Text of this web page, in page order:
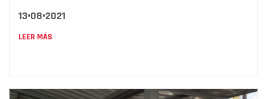
13•08•2021
LEER MÁS